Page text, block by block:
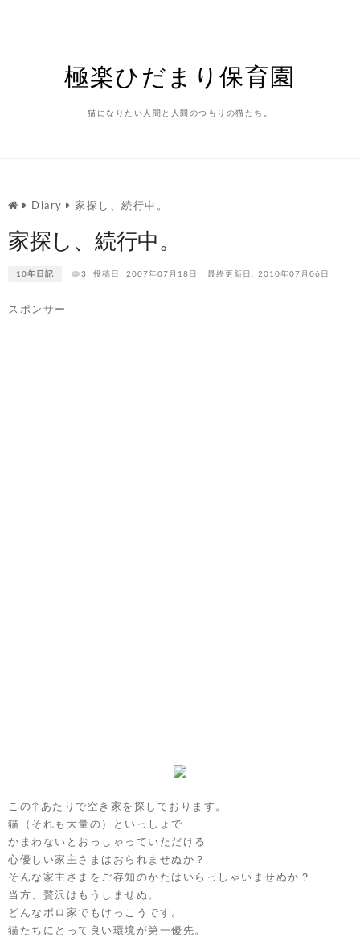
極楽ひだまり保育園
猫になりたい人間と人間のつもりの猫たち。
Diary 家探し、続行中。
家探し、続行中。
10年日記 3 投稿日: 2007年07月18日 最終更新日: 2010年07月06日
スポンサー
この↑あたりで空き家を探しております。
猫（それも大量の）といっしょで
かまわないとおっしゃっていただける
心優しい家主さまはおられませぬか？
そんな家主さまをご存知のかたはいらっしゃいませぬか？
当方、贅沢はもうしませぬ。
どんなボロ家でもけっこうです。
猫たちにとって良い環境が第一優先。